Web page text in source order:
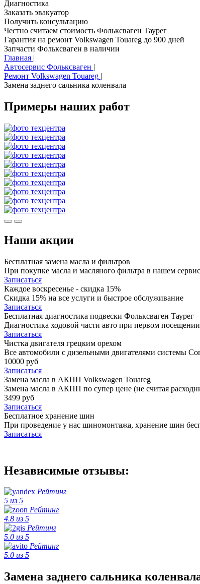
Диагностика
Заказать эвакуатор
Получить консультацию
Честно считаем стоимость Фольксваген Таурег
Гарантия на ремонт Volkswagen Touareg до 900 дней
Запчасти Фольксваген в наличии
Главная |
Автосервис Фольксваген |
Ремонт Volkswagen Touareg |
Замена заднего сальника коленвала
Примеры наших работ
Наши акции
Бесплатная замена масла и фильтров
При покупке масла и масляного фильтра в нашем
Записаться
Каждое воскресенье - скидка 15%
Скидка 15% на все услуги и быстрое обслуживание
Записаться
Бесплатная диагностика подвески Фольксваген Таурег
Диагностика ходовой части авто при первом
Записаться
Чистка двигателя грецким орехом
Все автомобили c дизельными двигателями системы
10000 руб
Записаться
Замена масла в АКПП Volkswagen Touareg
Замена масла в АКПП по супер цене (не считая
3499 руб
Записаться
Бесплатное хранение шин
При проведение у нас шиномонтажа, хранение шин
Записаться
Независимые отзывы:
Рейтинг
5 из 5
Рейтинг
4.8 из 5
Рейтинг
5.0 из 5
Рейтинг
5.0 из 5
Замена заднего сальника